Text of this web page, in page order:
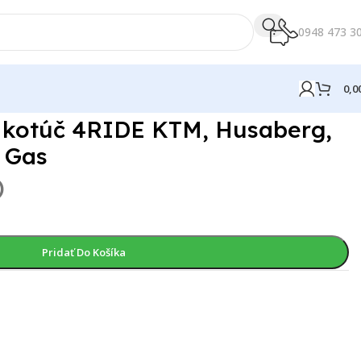
0948 473
4RIDE KTM, Husaberg,
Pridať Do Košíka